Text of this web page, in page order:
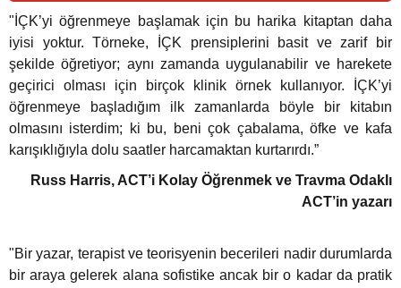
ve Araştırma
Mirası
"İÇK’yi öğrenmeye başlamak için bu harika kitaptan daha
iyisi yoktur. Törneke, İÇK prensiplerini basit ve zarif bir
şekilde öğretiyor; aynı zamanda uygulanabilir ve harekete
geçirici olması için birçok klinik örnek kullanıyor. İÇK’yi
öğrenmeye başladığım ilk zamanlarda böyle bir kitabın
olmasını isterdim; ki bu, beni çok çabalama, öfke ve kafa
karışıklığıyla dolu saatler harcamaktan kurtarırdı.”
Russ Harris, ACT’i Kolay Öğrenmek ve Travma Odaklı
ACT’in yazarı
"Bir yazar, terapist ve teorisyenin becerileri nadir durumlarda
bir araya gelerek alana sofistike ancak bir o kadar da pratik